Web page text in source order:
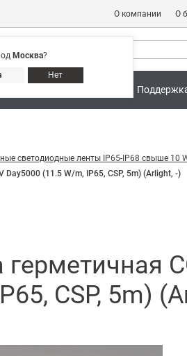
Москва?
Нет
О компании О
Адреса
светодиодные ленты IP65-IP68 свыше 10
(11.5 W/m, IP65, CSP, 5m) (Arlight, -)
CSP, 5m)